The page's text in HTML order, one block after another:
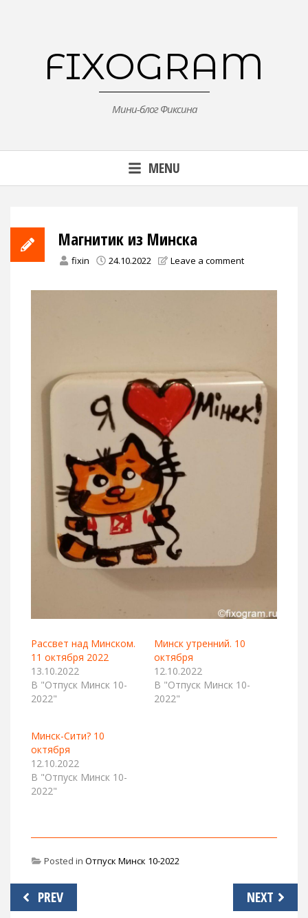
FIXOGRAM
Мини-блог Фиксина
MENU
Магнитик из Минска
fixin 24.10.2022 Leave a comment
Рассвет над Минском.
11 октября 2022
13.10.2022
В "Отпуск Минск 10-
2022"
Минск утренний. 10
октября
12.10.2022
В "Отпуск Минск 10-
2022"
Минск-Сити? 10
октября
12.10.2022
В "Отпуск Минск 10-
2022"
Posted in Отпуск Минск 10-2022
Навигация
по
PREV NEXT